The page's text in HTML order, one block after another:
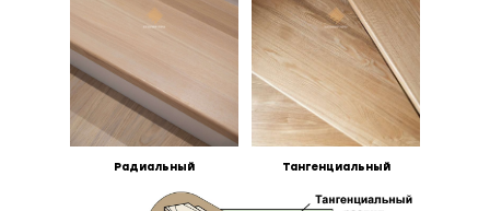
Тангенциальный
Радиальный